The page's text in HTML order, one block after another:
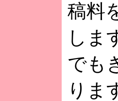
稿料
しま
でも
りま